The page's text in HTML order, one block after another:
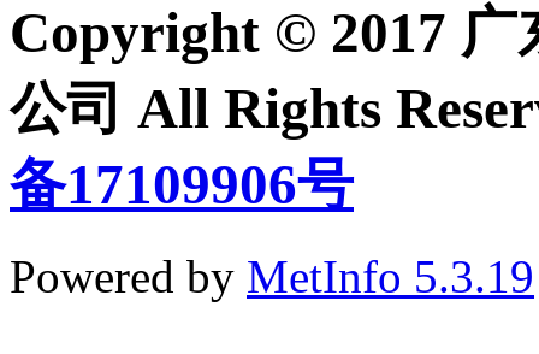
Copyright © 2017
公司 All Rights
备17109906号
Powered by MetInfo 5.3.19